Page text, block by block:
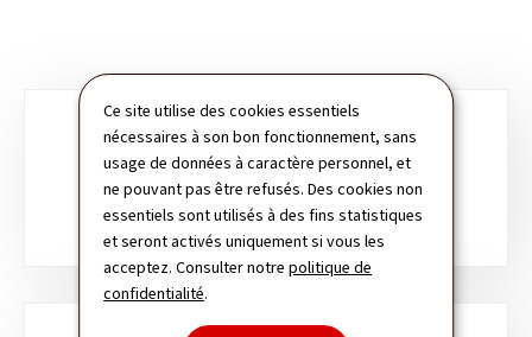
Ce site utilise des cookies essentiels
nécessaires à son bon fonctionnement, sans
usage de données à caractère personnel, et
ne pouvant pas être refusés. Des cookies non
essentiels sont utilisés à des fins statistiques
et seront activés uniquement si vous les
acceptez. Consulter notrepolitique de
confidentialité.
rubriques
PUBLICATIONS